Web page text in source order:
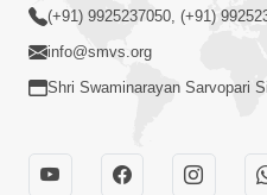
(+91) 9925237050, (+91)
info@smvs.org
Shri Swaminarayan Sarvopari